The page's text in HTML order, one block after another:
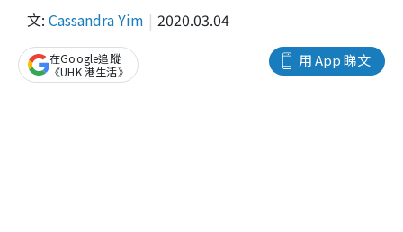
文: Cassandra Yim 2020.03.04
用 App 睇文
在Google追蹤
《UHK 港生活》